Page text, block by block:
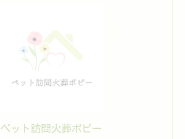
ペット訪問火葬ポピー